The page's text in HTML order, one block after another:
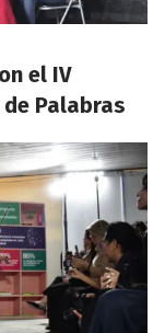
el IV
Palabras